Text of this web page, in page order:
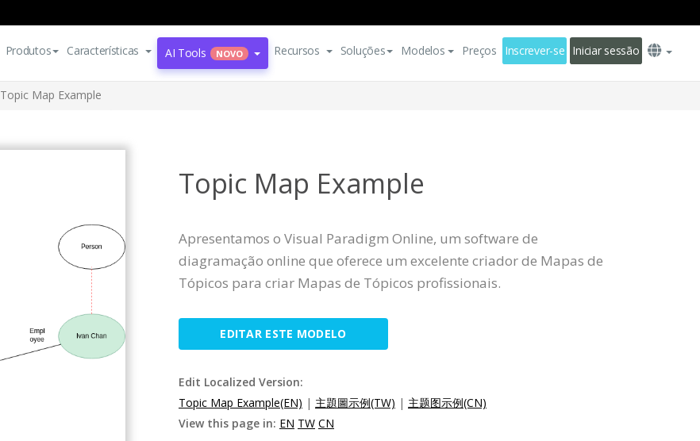
Produtos Características AI Tools NOVO Recursos Soluções Modelos Preços Inscrever-se Iniciar sessão
Topic Map Example
Topic Map Example
Apresentamos o Visual Paradigm Online, um software de
diagramação online que oferece um excelente criador de Mapas de
Tópicos para criar Mapas de Tópicos profissionais.
EDITAR ESTE MODELO
Edit Localized Version:
Topic Map Example(EN) | 主題圖示例(TW) | 主题图示例(CN)
View this page in: EN TW CN